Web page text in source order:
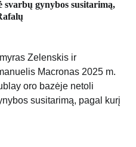
svarbų gynybos susitarimą,
Zelenskis ir
Macronas 2025 m.
oro bazėje netoli
susitarimą, pagal kurį